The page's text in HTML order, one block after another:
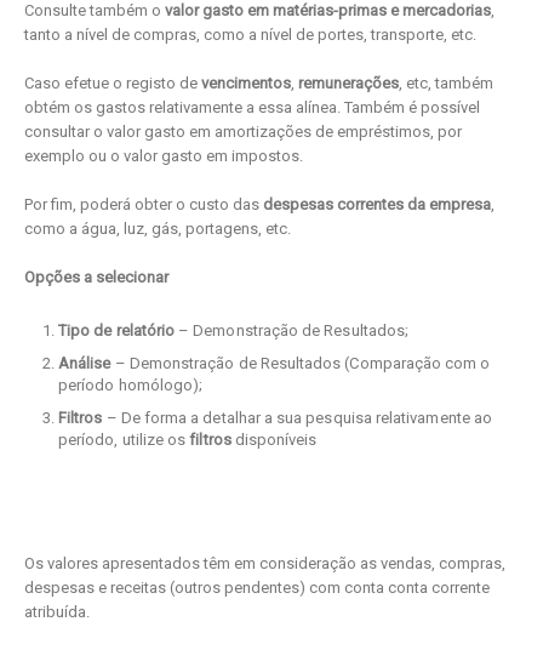
Consulte também o valor gasto em matérias-primas e mercadorias,
tanto a nível de compras, como a nível de portes, transporte, etc.
Caso efetue o registo de vencimentos, remunerações, etc, também
obtém os gastos relativamente a essa alínea. Também é possível
consultar o valor gasto em amortizações de empréstimos, por
exemplo ou o valor gasto em impostos.
Por fim, poderá obter o custo das despesas correntes da empresa,
como a água, luz, gás, portagens, etc.
Opções a selecionar
Tipo de relatório – Demonstração de Resultados;
Análise– Demonstração de Resultados (Comparação com o
período homólogo);
Filtros – De forma a detalhar a sua pesquisa relativamente ao
período, utilize osfiltrosdisponíveis
Os valores apresentados têm em consideração as vendas, compras,
despesas e receitas (outros pendentes) com conta conta corrente
atribuída.